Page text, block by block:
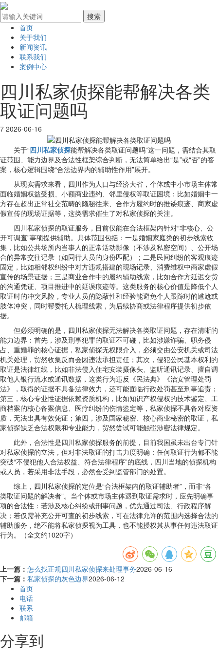
首页
关于我们
新闻资讯
联系我们
案例中心
四川私家侦探能帮解决各类
取证问题吗
7 2026-06-16
关于“四川私家侦探能帮解决各类取证问题吗”这一问题，需结合其取
证范围、能力边界及合法性框架综合判断，无法简单给出“是”或“否”的答
案，核心逻辑围绕“合法边界内的辅助性作用”展开。
从现实需求来看，四川作为人口与经济大省，个体或中小市场主体常
面临婚姻权益受损、小额商业违约、邻里侵权等取证困境：比如婚姻中一
方存在超出正常社交范畴的隐秘往来、合作方履约时的推诿痕迹、商家虚
假宣传的现场证据等，这类需求催生了对私家侦探的关注。
四川私家侦探的取证服务，目前仅能在合法框架内针对“非核心、公
开可调查”事项提供辅助。具体范围包括：一是婚姻家庭类的初步线索收
集，比如公共场所内当事人的正常活动影像（不涉及私密空间）、公开场
合的异常交往记录（如同行人员的身份匹配）；二是民间纠纷的客观痕迹
固定，比如相邻权纠纷中对方违规搭建的现场记录、消费维权中商家虚假
宣传的场景证据；三是商业合作中的履约辅助线索，比如合作方延迟交货
的沟通凭证、项目推进中的延误痕迹等。这类服务的核心价值是降低个人
取证时的冲突风险，专业人员的隐蔽性和经验能避免个人跟踪时的尴尬或
肢体冲突，同时帮委托人梳理线索，为后续协商或法律程序提供初步依
据。
但必须明确的是，四川私家侦探无法解决各类取证问题，存在清晰的
能力边界：首先，涉及刑事犯罪的取证不可碰，比如涉嫌诈骗、职务侵
占、重婚罪的核心证据，私家侦探无权限介入，必须交由公安机关或司法
机关处理，贸然收集反而会因违法承担责任；其次，侵犯公民基本权利的
取证是法律红线，比如非法侵入住宅安装摄像头、监听通讯记录、擅自调
取他人银行流水或通讯数据，这类行为违反《民法典》《治安管理处罚
法》，取得的证据不具备法律效力，还可能面临行政处罚甚至刑事追责；
第三，核心专业性证据依赖资质机构，比如知识产权侵权的技术鉴定、工
商档案的核心备案信息、医疗纠纷的伤情鉴定等，私家侦探不具备对应资
质，无法出具有效凭证；第四，涉及国家秘密、核心商业秘密的取证，私
家侦探缺乏合法权限和专业能力，贸然尝试可能触碰涉密法律规定。
此外，合法性是四川私家侦探服务的前提，目前我国虽未出台专门针
对私家侦探的立法，但对非法取证的打击力度明确：任何取证行为都不能
突破“不侵犯他人合法权益、符合法律程序”的底线，四川当地的侦探机构
或人员，若采用非法手段，必然会受到监管部门的处置。
综上，四川私家侦探的定位是“合法框架内的取证辅助者”，而非“各
类取证问题的解决者”。当个体或市场主体遇到取证需求时，应先明确事
项的合法性：若涉及核心纠纷或刑事问题，优先通过司法、行政程序解
决；若仅需补充公开可查的初步线索，可在法律允许的范围内选择合法的
辅助服务，绝不能将私家侦探视为工具，也不能授权其从事任何违法取证
行为。（全文约1020字）
上一篇： 怎么找正规四川私家侦探来处理事务2026-06-16
下一篇： 私家侦探的灰色边界2026-06-12
首页
电话
联系
邮箱
分享到